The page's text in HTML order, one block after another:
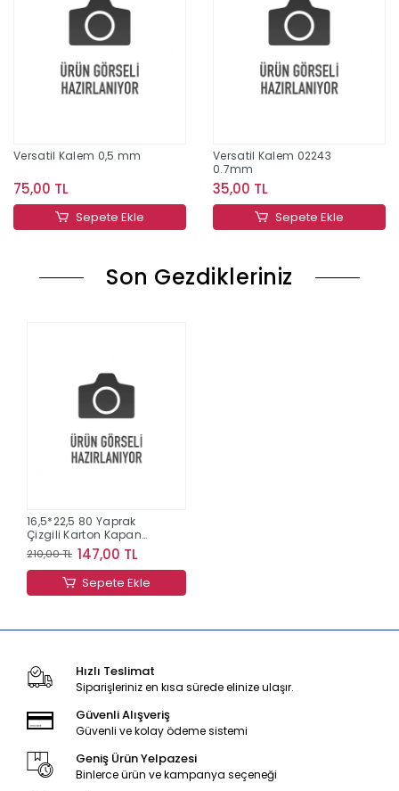
Versatil Kalem 0,5 mm
75,00 TL
Sepete Ekle
Versatil Kalem 02243
0.7mm
35,00 TL
Sepete Ekle
Son Gezdikleriniz
16,5*22,5 80 Yaprak
Çizgili Karton Kapan
Spiralli Defter - Kahve
210,00 TL 147,00 TL
Sepete Ekle
Hızlı Teslimat
Siparişleriniz en kısa sürede elinize ulaşır.
Güvenli Alışveriş
Güvenli ve kolay ödeme sistemi
Geniş Ürün Yelpazesi
Binlerce ürün ve kampanya seçeneği